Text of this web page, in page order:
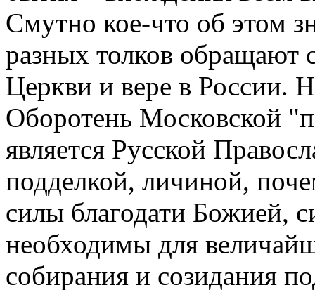
Смутно кое-что об этом
разных толков обращают
Церкви и вере в России.
Оборотень Московской
является Русской
подделкой, личиной,
силы благодати Божией,
необходимы для
собирания и созидания